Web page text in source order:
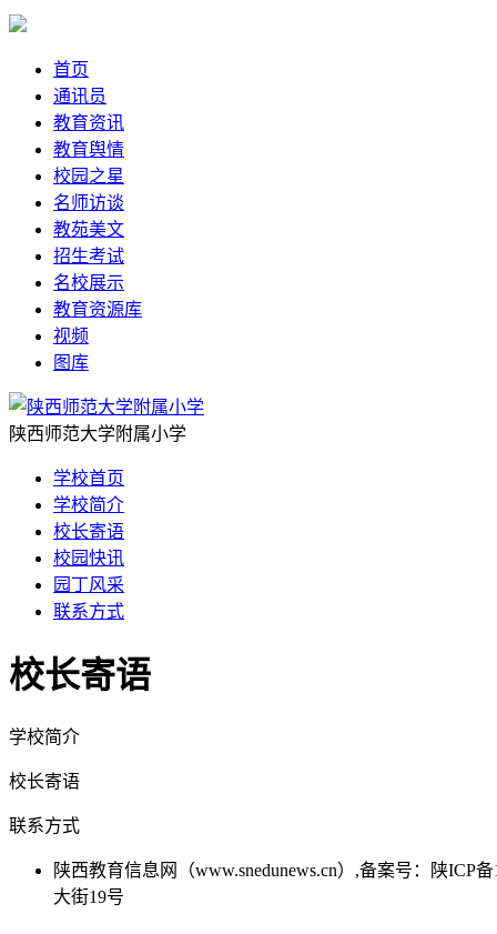
首页
通讯员
教育资讯
教育舆情
校园之星
名师访谈
教苑美文
招生考试
名校展示
教育资源库
视频
图库
陕西师范大学附属小学
学校首页
学校简介
校长寄语
校园快讯
园丁风采
联系方式
校长寄语
学校简介
校长寄语
联系方式
陕西教育信息网（www.snedunews.cn）,备案号：陕ICP
大街19号